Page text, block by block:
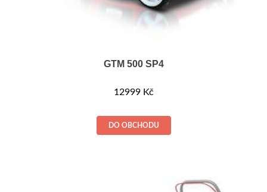
GTM 500 SP4
12999 Kč
DO OBCHODU